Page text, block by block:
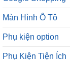
Màn Hình Ô Tô
Phụ kiện option
Phụ Kiện Tiện Ích